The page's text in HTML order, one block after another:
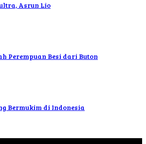
Asrun Lio
Perempuan Besi dari Buton
Bermukim di Indonesia